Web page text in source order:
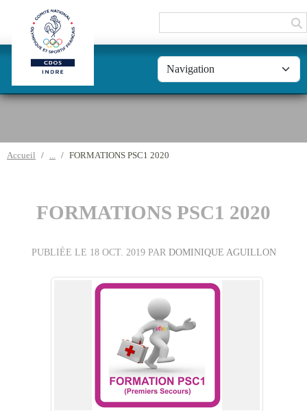
Accueil FORMATIONS PSC1 2020
FORMATIONS PSC1 2020
PUBLIÉE LE 18 OCT. 2019PAR DOMINIQUE AGUILLON
Panneau de gestion des cookies